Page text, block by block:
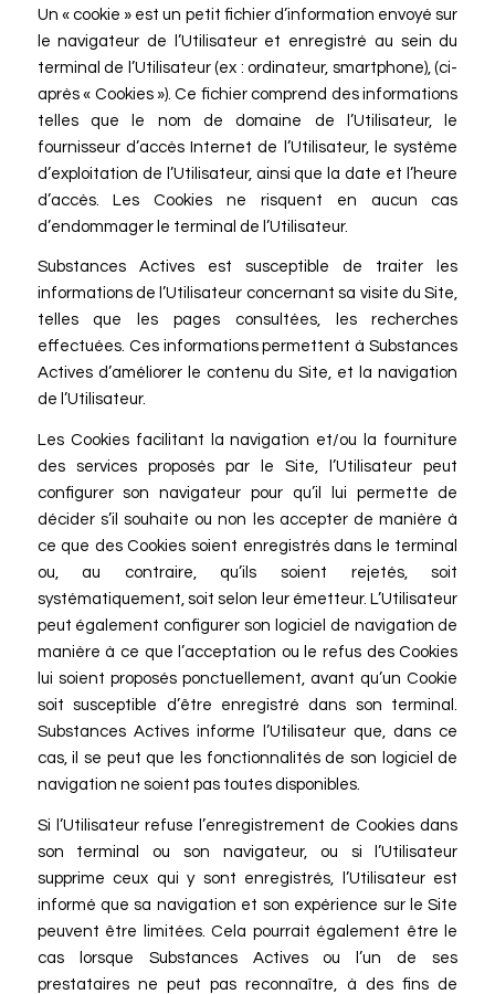
Un « cookie » est un petit fichier d’information envoyé sur
le navigateur de l’Utilisateur et enregistré au sein du
terminal de l’Utilisateur (ex : ordinateur, smartphone), (ci-
après « Cookies »). Ce fichier comprend des informations
telles que le nom de domaine de l’Utilisateur, le
fournisseur d’accès Internet de l’Utilisateur, le système
d’exploitation de l’Utilisateur, ainsi que la date et l’heure
d’accès. Les Cookies ne risquent en aucun cas
d’endommager le terminal de l’Utilisateur.
Substances Actives est susceptible de traiter les
informations de l’Utilisateur concernant sa visite du Site,
telles que les pages consultées, les recherches
effectuées. Ces informations permettent à Substances
Actives d’améliorer le contenu du Site, et la navigation
de l’Utilisateur.
Les Cookies facilitant la navigation et/ou la fourniture
des services proposés par le Site, l’Utilisateur peut
configurer son navigateur pour qu’il lui permette de
décider s’il souhaite ou non les accepter de manière à
ce que des Cookies soient enregistrés dans le terminal
ou, au contraire, qu’ils soient rejetés, soit
systématiquement, soit selon leur émetteur. L’Utilisateur
peut également configurer son logiciel de navigation de
manière à ce que l’acceptation ou le refus des Cookies
lui soient proposés ponctuellement, avant qu’un Cookie
soit susceptible d’être enregistré dans son terminal.
Substances Actives informe l’Utilisateur que, dans ce
cas, il se peut que les fonctionnalités de son logiciel de
navigation ne soient pas toutes disponibles.
Si l’Utilisateur refuse l’enregistrement de Cookies dans
son terminal ou son navigateur, ou si l’Utilisateur
supprime ceux qui y sont enregistrés, l’Utilisateur est
informé que sa navigation et son expérience sur le Site
peuvent être limitées. Cela pourrait également être le
cas lorsque Substances Actives ou l’un de ses
prestataires ne peut pas reconnaître, à des fins de